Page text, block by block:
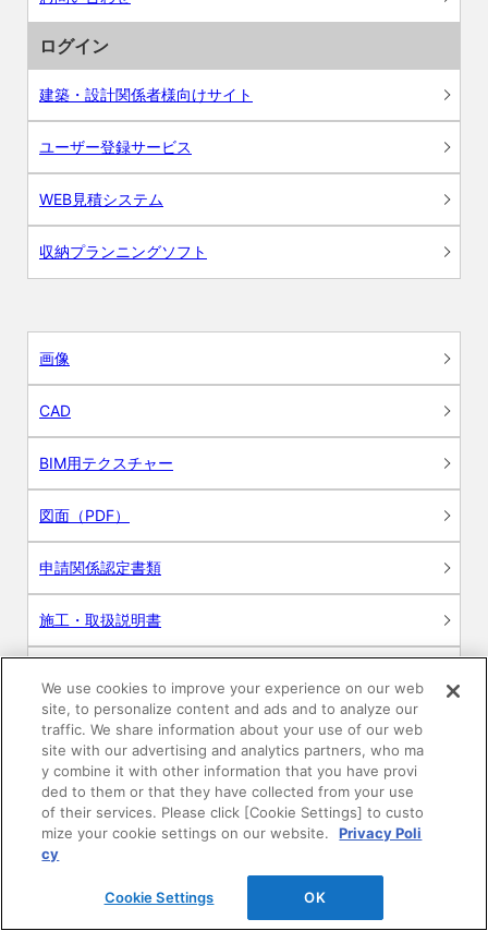
ログイン
建築・設計関係者様向けサイト
ユーザー登録サービス
WEB見積システム
収納プランニングソフト
画像
CAD
BIM用テクスチャー
図面（PDF）
申請関係認定書類
施工・取扱説明書
シミュレーションツール
24時間換気システム〈エアスマート〉
簡易設計見積ソフト
R&Dセンター環境測定・分析サービス
We use cookies to improve your experience on our web
site, to personalize content and ads and to analyze our
traffic. We share information about your use of our web
site with our advertising and analytics partners, who ma
y combine it with other information that you have provi
ded to them or that they have collected from your use
of their services. Please click [Cookie Settings] to custo
mize your cookie settings on our website.
Privacy Poli
cy
Cookie Settings OK